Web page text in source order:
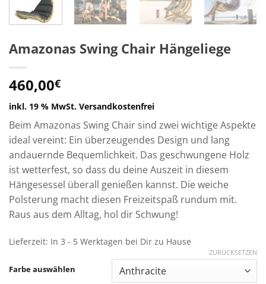
Amazonas Swing Chair Hängeliege
460,00€
inkl. 19 % MwSt. Versandkostenfrei
Beim Amazonas Swing Chair sind zwei wichtige Aspekte
ideal vereint: Ein überzeugendes Design und lang
andauernde Bequemlichkeit. Das geschwungene Holz
ist wetterfest, so dass du deine Auszeit in diesem
Hängesessel überall genießen kannst. Die weiche
Polsterung macht diesen Freizeitspaß rundum mit.
Raus aus dem Alltag, hol dir Schwung!
Lieferzeit: In 3 - 5 Werktagen bei Dir zu Hause
Farbe auswählen
ZURÜCKSETZEN